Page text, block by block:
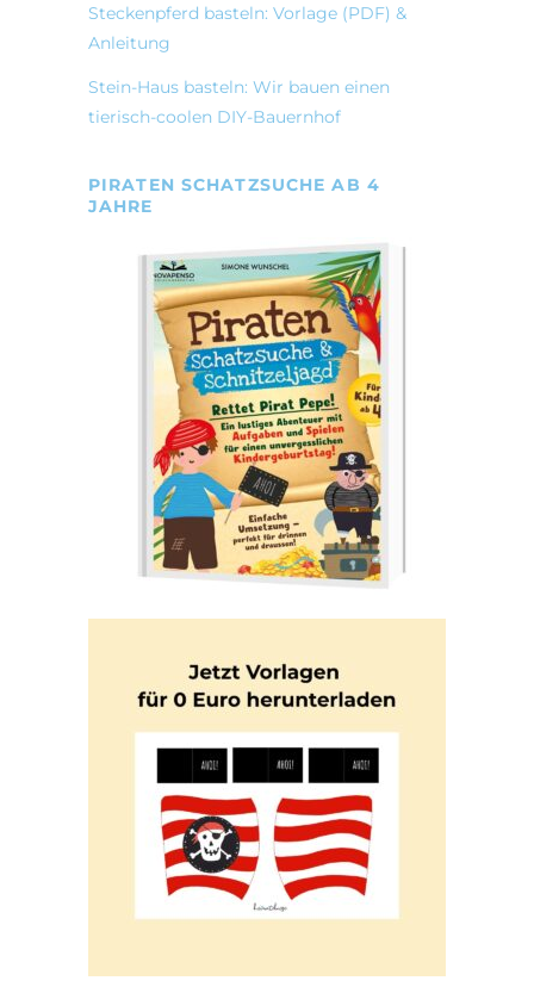
Steckenpferd basteln: Vorlage (PDF) &
Anleitung
Stein-Haus basteln: Wir bauen einen
tierisch-coolen DIY-Bauernhof
PIRATEN SCHATZSUCHE AB 4
JAHRE